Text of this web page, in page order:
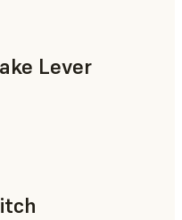
Lever